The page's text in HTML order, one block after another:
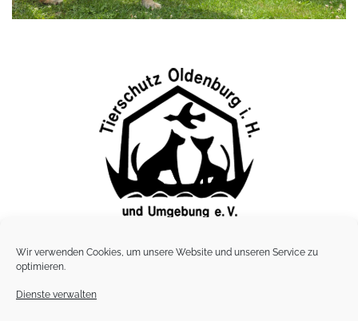
Wir verwenden Cookies, um unsere Website und unseren Service zu
optimieren.
Dienste verwalten
Lübbersdorfer Tierheim
Telefon: 0 43 61 / 3884, · Fax: 04361 / 3854